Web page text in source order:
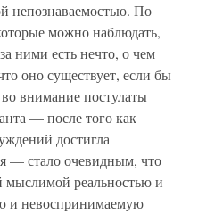
непознаваемостью. По
можно наблюдать,
ними есть нечто, о чем
оно существует, если бы
внимание постулаты
— после того как
достигла
— стало очевидным, что
реальностью и
и невоспринимаемую